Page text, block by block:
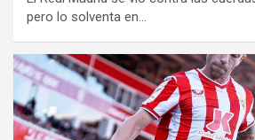
pero lo solventa en…